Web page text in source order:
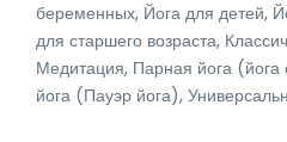
беременных, Йога для детей,
для старшего возраста,
Медитация, Парная йога
йога (Пауэр йога),